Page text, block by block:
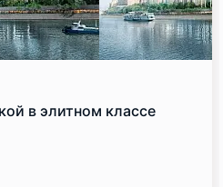
в элитном классе